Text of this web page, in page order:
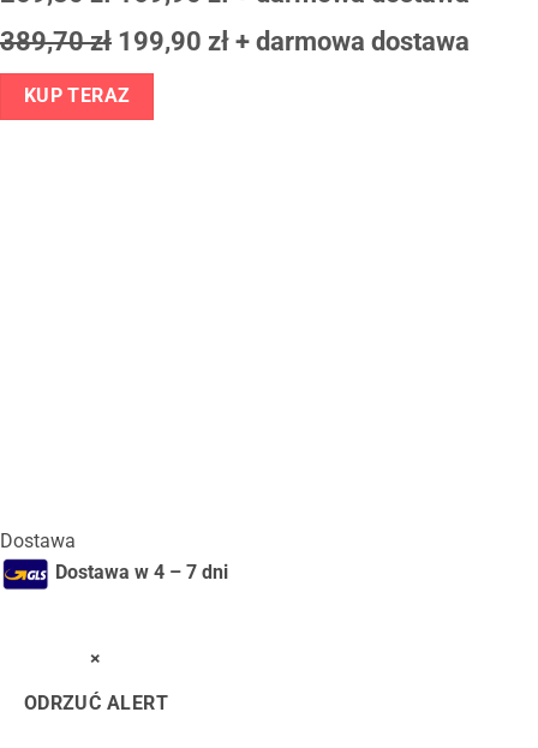
389,70 zł 199,90 zł+ darmowa dostawa
Dostawa
Dostawa w 4 – 7 dni
×
ODRZUĆ ALERT